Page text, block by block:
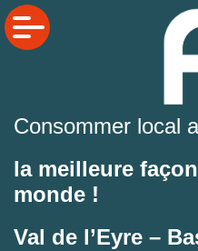
Consommer local
la meilleure
monde !
Val de l’Eyre –